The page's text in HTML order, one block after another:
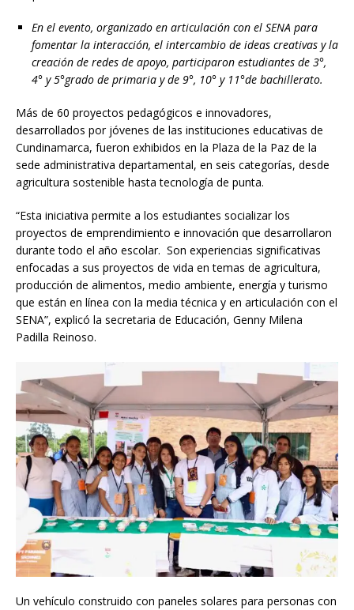
En el evento, organizado en articulación con el SENA para
fomentar la interacción, el intercambio de ideas creativas y la
creación de redes de apoyo, participaron estudiantes de 3°,
4° y 5°grado de primaria y de 9°, 10° y 11°de bachillerato.
Más de 60 proyectos pedagógicos e innovadores,
desarrollados por jóvenes de las instituciones educativas de
Cundinamarca, fueron exhibidos en la Plaza de la Paz de la
sede administrativa departamental, en seis categorías, desde
agricultura sostenible hasta tecnología de punta.
“Esta iniciativa permite a los estudiantes socializar los
proyectos de emprendimiento e innovación que desarrollaron
durante todo el año escolar. Son experiencias significativas
enfocadas a sus proyectos de vida en temas de agricultura,
producción de alimentos, medio ambiente, energía y turismo
que están en línea con la media técnica y en articulación con el
SENA”, explicó la secretaria de Educación, Genny Milena
Padilla Reinoso.
Un vehículo construido con paneles solares para personas con